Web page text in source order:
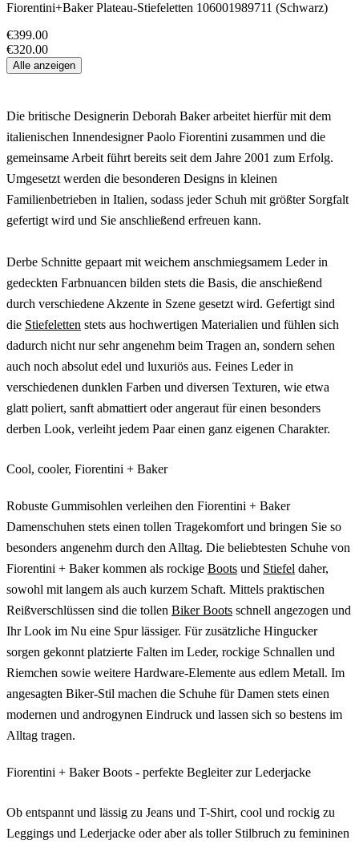
Fiorentini+Baker Plateau-Stiefeletten 106001989711 (Schwarz)
€399.00
€320.00
Alle anzeigen
Die britische Designerin Deborah Baker arbeitet hierfür mit dem
italienischen Innendesigner Paolo Fiorentini zusammen und die
gemeinsame Arbeit führt bereits seit dem Jahre 2001 zum Erfolg.
Umgesetzt werden die besonderen Designs in kleinen
Familienbetrieben in Italien, sodass jeder Schuh mit größter Sorgfalt
gefertigt wird und Sie anschließend erfreuen kann.
Derbe Schnitte gepaart mit weichem anschmiegsamem Leder in
gedeckten Farbnuancen bilden stets die Basis, die anschießend
durch verschiedene Akzente in Szene gesetzt wird. Gefertigt sind
die Stiefeletten stets aus hochwertigen Materialien und fühlen sich
dadurch nicht nur sehr angenehm beim Tragen an, sondern sehen
auch noch absolut edel und luxuriös aus. Feines Leder in
verschiedenen dunklen Farben und diversen Texturen, wie etwa
glatt poliert, sanft abmattiert oder angeraut für einen besonders
derben Look, verleiht jedem Paar einen ganz eigenen Charakter.
Cool, cooler, Fiorentini + Baker
Robuste Gummisohlen verleihen den Fiorentini + Baker
Damenschuhen stets einen tollen Tragekomfort und bringen Sie so
besonders angenehm durch den Alltag. Die beliebtesten Schuhe von
Fiorentini + Baker kommen als rockige Boots und Stiefel daher,
sowohl mit langem als auch kurzem Schaft. Mittels praktischen
Reißverschlüssen sind die tollen Biker Boots schnell angezogen und
Ihr Look im Nu eine Spur lässiger. Für zusätzliche Hingucker
sorgen gekonnt platzierte Falten im Leder, rockige Schnallen und
Riemchen sowie weitere Hardware-Elemente aus edlem Metall. Im
angesagten Biker-Stil machen die Schuhe für Damen stets einen
modernen und androgynen Eindruck und lassen sich so bestens im
Alltag tragen.
Fiorentini + Baker Boots - perfekte Begleiter zur Lederjacke
Ob entspannt und lässig zu Jeans und T-Shirt, cool und rockig zu
Leggings und Lederjacke oder aber als toller Stilbruch zu femininen